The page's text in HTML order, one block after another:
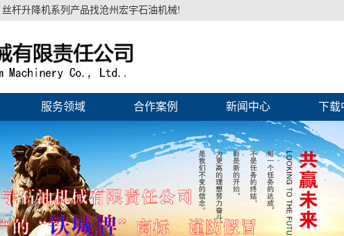
杆升降机系列产品找沧州宏宇石油机械!
服务领域 合作案例 新闻中心 下载